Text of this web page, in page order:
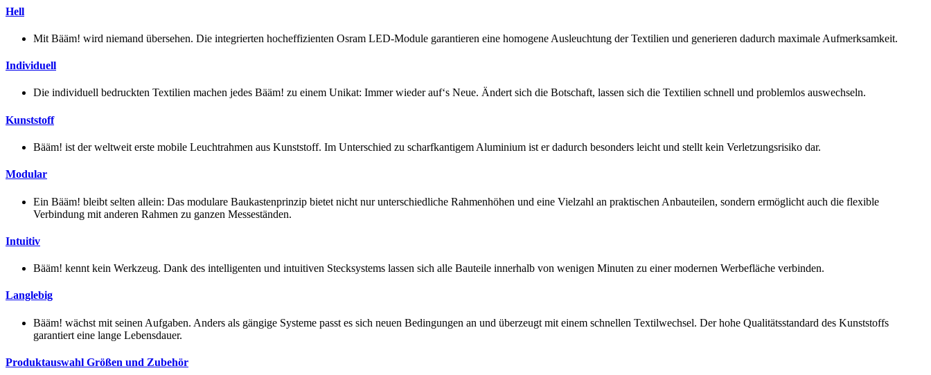
Hell
Mit Bääm! wird niemand übersehen. Die integrierten hocheffizienten Osram LED-Module garantieren eine homogene Ausleuchtung der Textilien und generieren dadurch maximale Aufmerksamkeit.
Individuell
Die individuell bedruckten Textilien machen jedes Bääm! zu einem Unikat: Immer wieder auf‘s Neue. Ändert sich die Botschaft, lassen sich die Textilien schnell und problemlos auswechseln.
Kunststoff
Bääm! ist der weltweit erste mobile Leuchtrahmen aus Kunststoff. Im Unterschied zu scharfkantigem Aluminium ist er dadurch besonders leicht und stellt kein Verletzungsrisiko dar.
Modular
Ein Bääm! bleibt selten allein: Das modulare Baukastenprinzip bietet nicht nur unterschiedliche Rahmenhöhen und eine Vielzahl an praktischen Anbauteilen, sondern ermöglicht auch die flexible
Verbindung mit anderen Rahmen zu ganzen Messeständen.
Intuitiv
Bääm! kennt kein Werkzeug. Dank des intelligenten und intuitiven Stecksystems lassen sich alle Bauteile innerhalb von wenigen Minuten zu einer modernen Werbefläche verbinden.
Langlebig
Bääm! wächst mit seinen Aufgaben. Anders als gängige Systeme passt es sich neuen Bedingungen an und überzeugt mit einem schnellen Textilwechsel. Der hohe Qualitätsstandard des Kunststoffs
garantiert eine lange Lebensdauer.
Produktauswahl Größen und Zubehör